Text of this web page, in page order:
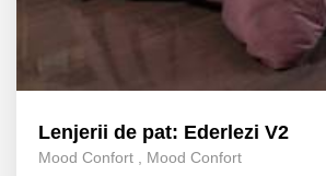
Lenjerii de pat: Ederlezi V2
Mood Confort , Mood Confort